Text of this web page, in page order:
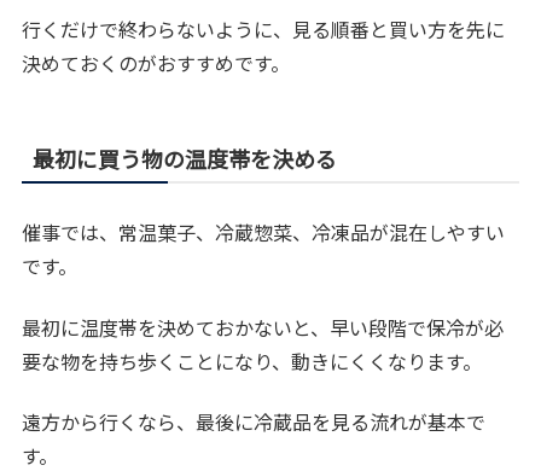
行くだけで終わらないように、見る順番と買い方を先に
決めておくのがおすすめです。
最初に買う物の温度帯を決める
催事では、常温菓子、冷蔵惣菜、冷凍品が混在しやすい
です。
最初に温度帯を決めておかないと、早い段階で保冷が必
要な物を持ち歩くことになり、動きにくくなります。
遠方から行くなら、最後に冷蔵品を見る流れが基本で
す。